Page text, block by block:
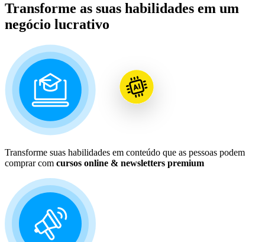
Transforme as suas habilidades em um
negócio lucrativo
Transforme suas habilidades em conteúdo que as pessoas podem
comprar com cursos online & newsletters premium